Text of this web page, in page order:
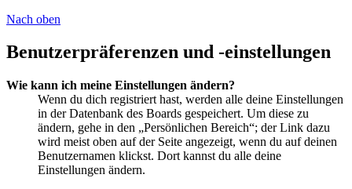
Nach oben
Benutzerpräferenzen und -einstellungen
Wie kann ich meine Einstellungen ändern?
Wenn du dich registriert hast, werden alle deine Einstellungen
in der Datenbank des Boards gespeichert. Um diese zu
ändern, gehe in den „Persönlichen Bereich“; der Link dazu
wird meist oben auf der Seite angezeigt, wenn du auf deinen
Benutzernamen klickst. Dort kannst du alle deine
Einstellungen ändern.